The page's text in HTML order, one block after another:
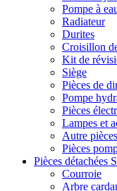
Pompe à
Radiateur
Durites
Croisillon
Kit de
Siège
Pièces de
Pompe
Pièces
Lampes et
Autre pièces
Pièces
Pièces détachées
Courroie
Arbre